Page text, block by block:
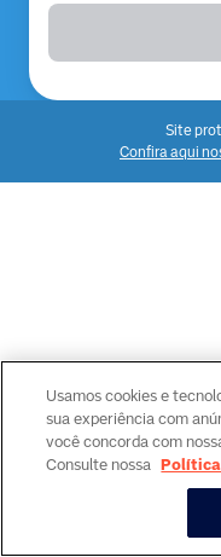
Site
Confira aqui
Usamos cookies e
sua experiência com
você concorda com
Consulte nossa Política